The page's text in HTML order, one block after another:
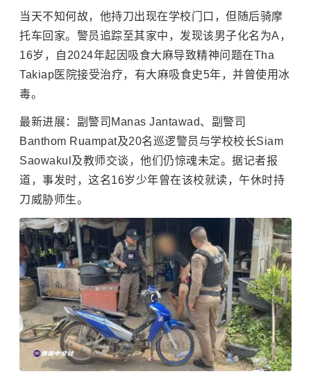
当天不知何故，他持刀出现在学校门口，但随后骑摩
托车回家。警员追踪至其家中，发现该男子化名为A，
16岁，自2024年起因吸食大麻导致精神问题在Tha
Takiap医院接受治疗，有大麻吸食史5年，并曾使用冰
毒。
最新进展：副警司Manas Jantawad、副警司
Banthom Ruampat及20名巡逻警员与学校校长Siam
Saowakul及教师交谈，他们仍惊魂未定。据记者报
道，事发时，这名16岁少年曾在该校就读，午休时持
刀威胁师生。